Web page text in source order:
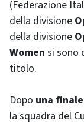
(Federazione
della divisione
della divisione
Women si sono
titolo.
Dopo una
la squadra del